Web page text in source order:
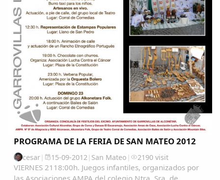
PROGRAMA DE LA FERIA DE SAN MATEO 2012
cesar| 15-09-2012 | San Mateo | 2190 visit
VIERNES 2118:00h. Juegos infantiles, organizados por
las Asociaciones AMPA del colegio Ntra. Sra. de